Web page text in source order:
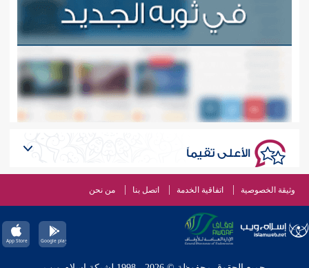
الأعلى تقيماً
وثيقة الخصوصية اتفاقية الخدمة اتصل بنا من نحن